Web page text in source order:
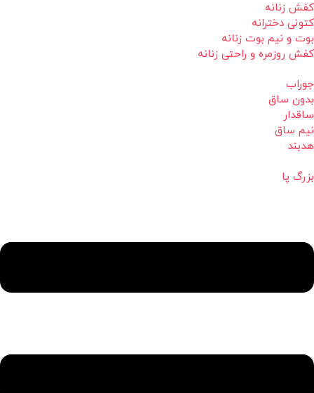
کفش زنانه
کتونی دخترانه
بوت و نیم بوت زنانه
کفش روزمره و راحتی زنانه
جوراب
بدون ساق
ساقدار
نیم ساق
هدبند
بزرگ پا